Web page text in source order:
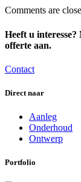
Comments are
Heeft u interesse?
offerte aan.
Contact
Direct naar
Aanleg
Onderhoud
Ontwerp
Portfolio